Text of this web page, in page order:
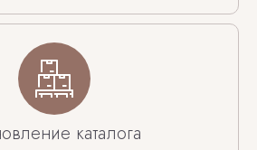
каталога